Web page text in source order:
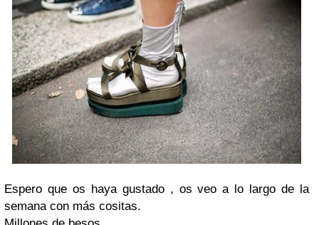
Espero que os haya gustado , os veo a lo largo de la
semana con más cositas.